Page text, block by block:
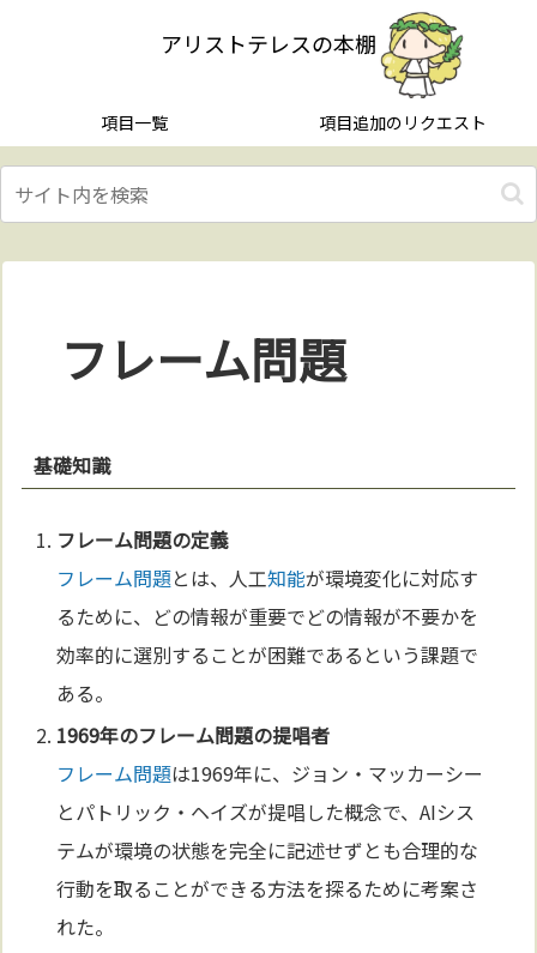
アリストテレスの本棚
項目一覧 項目追加のリクエスト
フレーム問題
基礎知識
フレーム問題の定義
フレーム問題とは、人工知能が環境変化に対応す
るために、どの情報が重要でどの情報が不要かを
効率的に選別することが困難であるという課題で
ある。
1969年のフレーム問題の提唱者
フレーム問題は1969年に、ジョン・マッカーシー
とパトリック・ヘイズが提唱した概念で、AIシス
テムが環境の状態を完全に記述せずとも合理的な
行動を取ることができる方法を探るために考案さ
れた。